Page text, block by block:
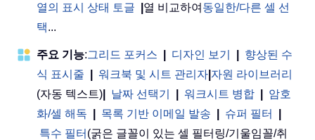
열의 표시 상태 토글
열 비교하여 동일한/다른 셀 선
택...
주요 기능:그리드 포커스 디자인 보기
향상된 수
식 표시줄
워크북 및 시트 관리자 자원 라이브러리
(자동 텍스트)
날짜 선택기 워크시트 병합
암호
화/셀 해독
목록 기반 이메일 발송 슈퍼 필터
특수 필터 (굵은 글꼴이 있는 셀 필터링/기울임꼴/취